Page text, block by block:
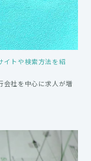
イトや検索方法を紹
会社を中心に求人が増